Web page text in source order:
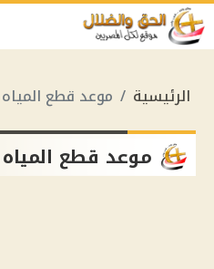
الرئيسية موعد قطع المياه
موعد قطع المياه